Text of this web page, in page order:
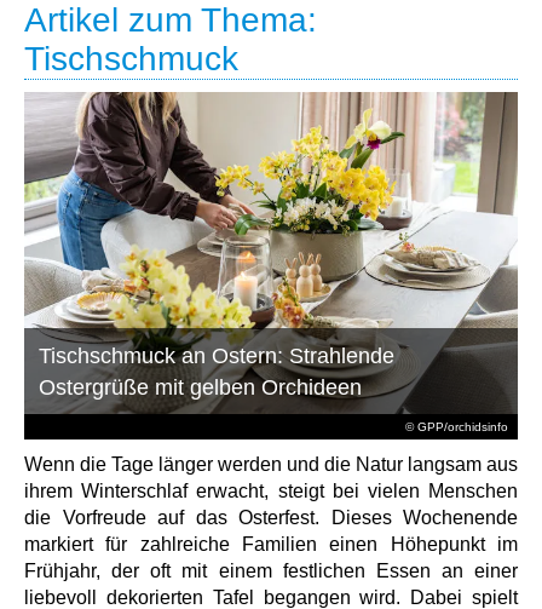
Artikel zum Thema:
Tischschmuck
© GPP/orchidsinfo
Tischschmuck an Ostern: Strahlende
Ostergrüße mit gelben Orchideen
Wenn die Tage länger werden und die Natur langsam aus
ihrem Winterschlaf erwacht, steigt bei vielen Menschen
die Vorfreude auf das Osterfest. Dieses Wochenende
markiert für zahlreiche Familien einen Höhepunkt im
Frühjahr, der oft mit einem festlichen Essen an einer
liebevoll dekorierten Tafel begangen wird. Dabei spielt